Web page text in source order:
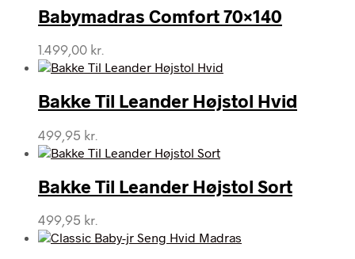
Babymadras Comfort 70×140
1.499,00 kr.
Bakke Til Leander Højstol Hvid
499,95 kr.
Bakke Til Leander Højstol Sort
499,95 kr.